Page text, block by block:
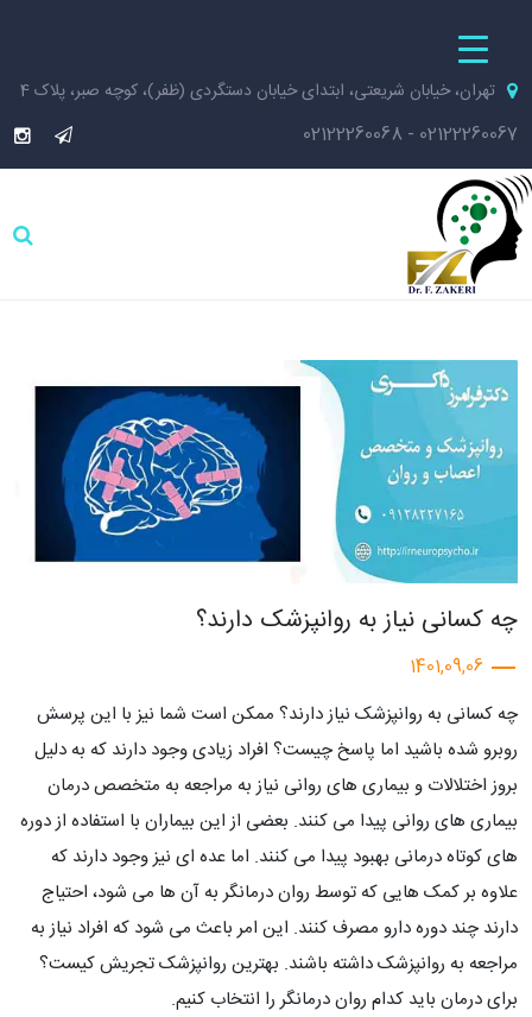
تهران، خیابان شریعتی، ابتدای خیابان دستگردی (ظفر)، کوچه صبر، پلاک 4
02122260067
-
02122260068
چه کسانی نیاز به روانپزشک دارند؟
1401,09,06
چه کسانی به روانپزشک نیاز دارند؟ ممکن است شما نیز با این پرسش
روبرو شده باشید اما پاسخ چیست؟ افراد زیادی وجود دارند که به دلیل
بروز اختلالات و بیماری های روانی نیاز به مراجعه به متخصص درمان
بیماری های روانی پیدا می کنند. بعضی از این بیماران با استفاده از دوره
های کوتاه درمانی بهبود پیدا می کنند. اما عده ای نیز وجود دارند که
علاوه بر کمک هایی که توسط روان درمانگر به آن ها می شود، احتیاج
دارند چند دوره دارو مصرف کنند. این امر باعث می شود که افراد نیاز به
مراجعه به روانپزشک داشته باشند. بهترین روانپزشک تجریش کیست؟
برای درمان باید کدام روان درمانگر را انتخاب کنیم.